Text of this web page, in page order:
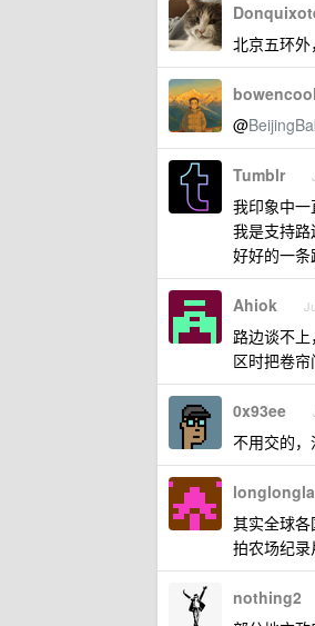
北京五环
bowencool
@
Tumblr
我印象中一
我是支持路
好好的一条
Ahiok
路边谈不
区时把卷
0x93ee
不用交的
其实全球各
拍农场纪录
nothing2